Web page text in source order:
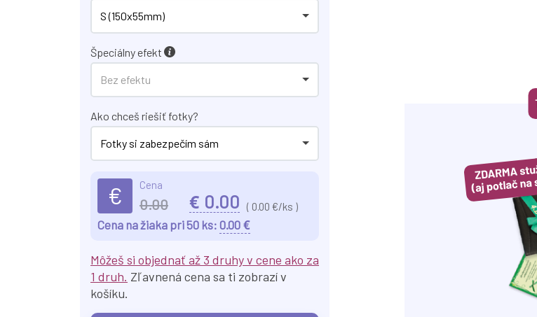
S (150x55mm)
Špeciálny efekt
Bez efektu
Ako chceš riešiť fotky?
Fotky si zabezpečím sám
€ Cena
0.00 € 0.00 ( 0.00 €/ks )
Cena na žiaka pri 50 ks: 0.00 €
Môžeš si objednať až 3 druhy v cene ako za
1 druh. Zľavnená cena sa ti zobrazí v
košíku.